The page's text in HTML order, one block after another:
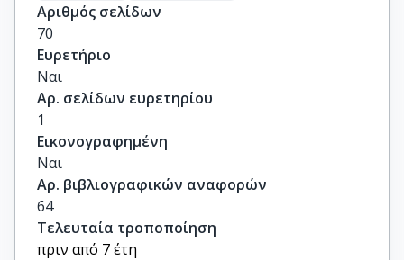
Αριθμός σελίδων
70
Ευρετήριο
Ναι
Αρ. σελίδων ευρετηρίου
1
Εικονογραφημένη
Ναι
Αρ. βιβλιογραφικών αναφορών
64
Τελευταία τροποποίηση
πριν από 7 έτη